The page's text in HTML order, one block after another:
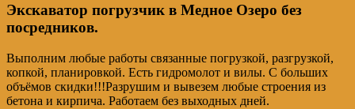
Экскаватор погрузчик в Медное Озеро без
посредников.
Выполним любые работы связанные погрузкой, разгрузкой,
копкой, планировкой. Есть гидромолот и вилы. С больших
объёмов скидки!!!Разрушим и вывезем любые строения из
бетона и кирпича. Работаем без выходных дней.